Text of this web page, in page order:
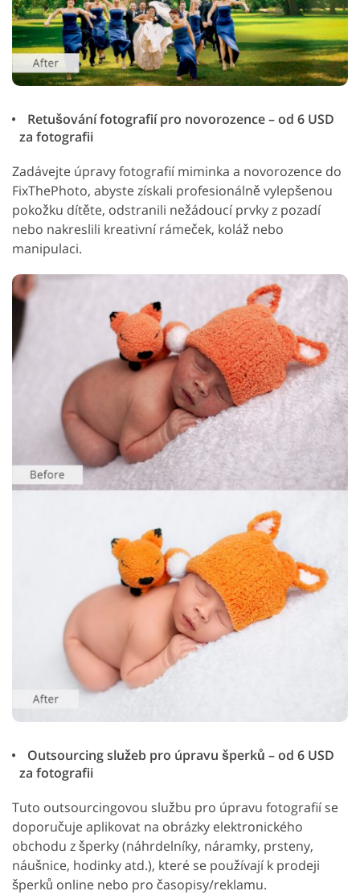
Retušování fotografií pro novorozence – od 6 USD
za fotografii
Zadávejte úpravy fotografií miminka a novorozence do
FixThePhoto, abyste získali profesionálně vylepšenou
pokožku dítěte, odstranili nežádoucí prvky z pozadí
nebo nakreslili kreativní rámeček, koláž nebo
manipulaci.
Outsourcing služeb pro úpravu šperků – od 6 USD
za fotografii
Tuto outsourcingovou službu pro úpravu fotografií se
doporučuje aplikovat na obrázky elektronického
obchodu z šperky (náhrdelníky, náramky, prsteny,
náušnice, hodinky atd.), které se používají k prodeji
šperků online nebo pro časopisy/reklamu.